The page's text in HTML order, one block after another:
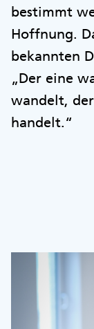
bestimmt
Hoffnung.
bekannten
„Der eine
wandelt,
handelt.“